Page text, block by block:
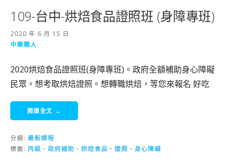
109-台中-烘焙食品證照班 (身障專班)
2020 年 6 月 15 日
中華職人
2020烘焙食品證照班(身障專班)。政府全額補助身心障礙
民眾。想考取烘焙證照。想轉職烘焙，等您來報名 好吃
閱讀全文 →
分類: 最新課程
標籤: 丙級 、 政府補助 、 烘焙食品 、 證照 、 身心障礙